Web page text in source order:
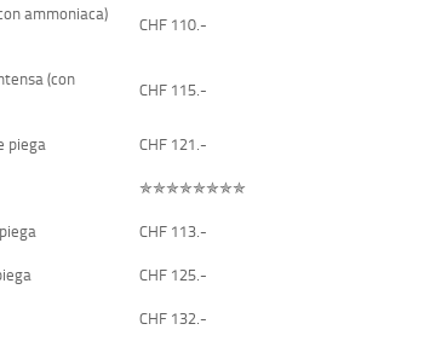
ammoniaca)
CHF 110.-
(con
CHF 115.-
piega CHF 121.-
✯✯✯✯✯✯✯✯
CHF 113.-
CHF 125.-
CHF 132.-